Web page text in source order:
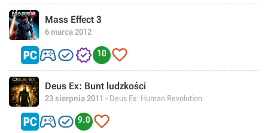
Mass Effect 3
6 marca 2012
 10 
Deus Ex: Bunt ludzkości
23 sierpnia 2011 - Deus Ex: Human Revolution
 9.0 